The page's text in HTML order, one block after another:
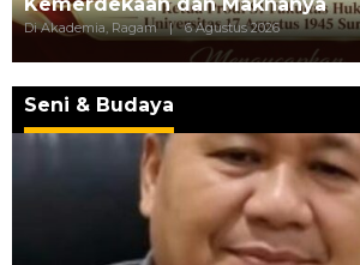
Di Akademia, Ragam | 6 Agustus 2026
Seni & Budaya